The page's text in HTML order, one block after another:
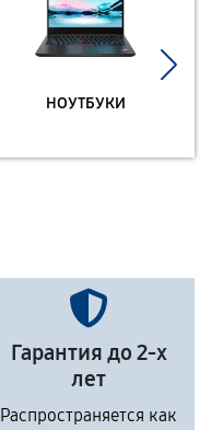
НОУТБУКИ
Гарантия до 2-х
лет
Распространяется как